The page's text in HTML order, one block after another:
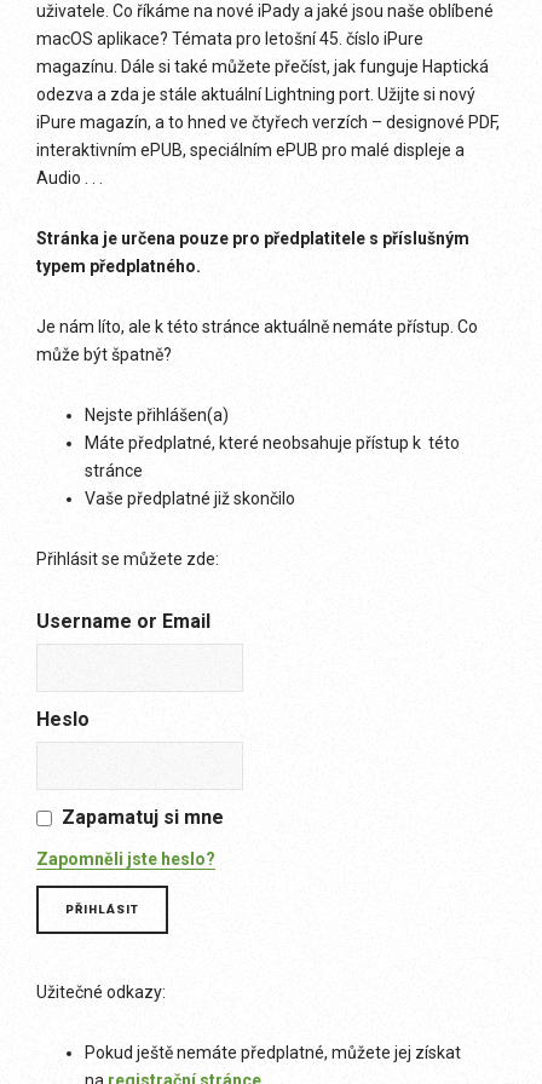
uživatele. Co říkáme na nové iPady a jaké jsou naše oblíbené
macOS aplikace? Témata pro letošní 45. číslo iPure
magazínu. Dále si také můžete přečíst, jak funguje Haptická
odezva a zda je stále aktuální Lightning port. Užijte si nový
iPure magazín, a to hned ve čtyřech verzích – designové PDF,
interaktivním ePUB, speciálním ePUB pro malé displeje a
Audio . . .
Stránka je určena pouze pro předplatitele s příslušným
typem předplatného.
Je nám líto, ale k této stránce aktuálně nemáte přístup. Co
může být špatně?
Nejste přihlášen(a)
Máte předplatné, které neobsahuje přístup k této
stránce
Vaše předplatné již skončilo
Přihlásit se můžete zde:
Username or Email
Heslo
Zapamatuj si mne
Zapomněli jste heslo?
Užitečné odkazy:
Pokud ještě nemáte předplatné, můžete jej získat